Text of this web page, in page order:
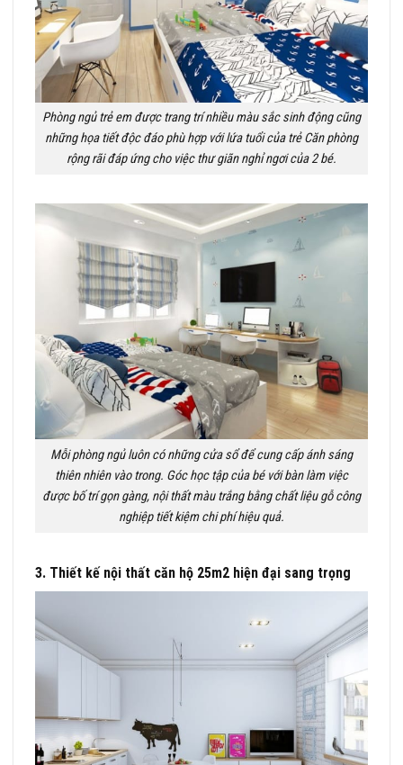
Phòng ngủ trẻ em được trang trí nhiều màu sắc sinh động cũng
những họa tiết độc đáo phù hợp với lứa tuổi của trẻ Căn phòng
rộng rãi đáp ứng cho việc thư giãn nghỉ ngơi của 2 bé.
Mỗi phòng ngủ luôn có những cửa sổ để cung cấp ánh sáng
thiên nhiên vào trong. Góc học tập của bé với bàn làm việc
được bố trí gọn gàng, nội thất màu trắng bằng chất liệu gỗ công
nghiệp tiết kiệm chi phí hiệu quả.
3. Thiết kế nội thất căn hộ 25m2 hiện đại sang trọng